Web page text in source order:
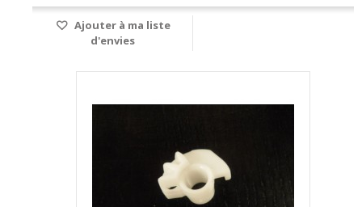
Ajouter à ma liste
d'envies